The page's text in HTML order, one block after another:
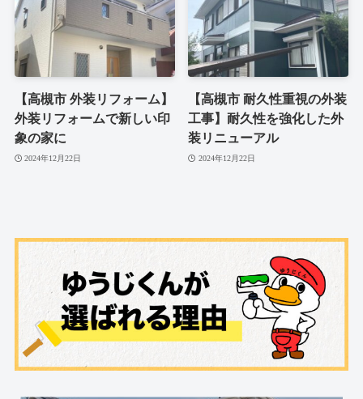
【高槻市 外装リフォーム】
外装リフォームで新しい印
象の家に
2024年12月22日
【高槻市 耐久性重視の外装
工事】耐久性を強化した外
装リニューアル
2024年12月22日